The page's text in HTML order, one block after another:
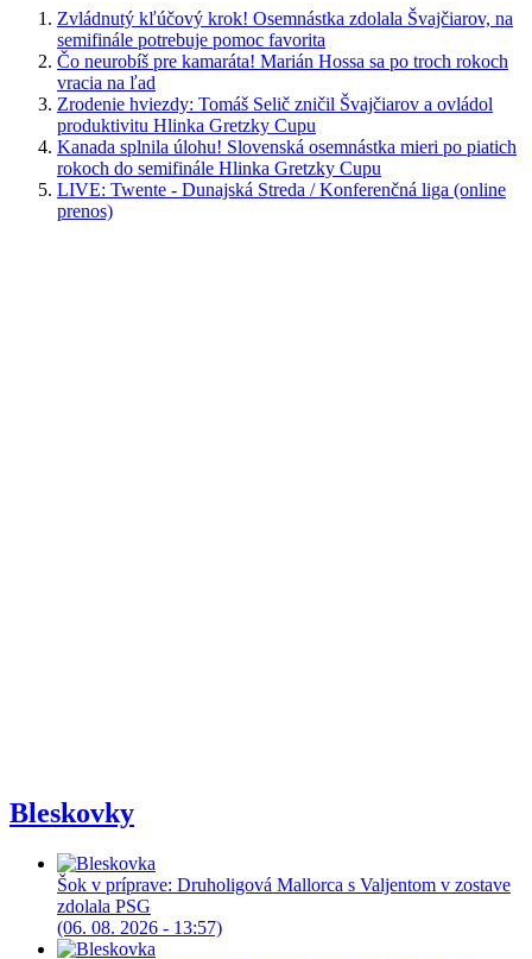
Zvládnutý kľúčový krok! Osemnástka zdolala Švajčiarov, na
semifinále potrebuje pomoc favorita
Čo neurobíš pre kamaráta! Marián Hossa sa po troch rokoch
vracia na ľad
Zrodenie hviezdy: Tomáš Selič zničil Švajčiarov a ovládol
produktivitu Hlinka Gretzky Cupu
Kanada splnila úlohu! Slovenská osemnástka mieri po piatich
rokoch do semifinále Hlinka Gretzky Cupu
LIVE: Twente - Dunajská Streda / Konferenčná liga (online
prenos)
Bleskovky
Šok v príprave: Druholigová Mallorca s Valjentom v zostave
zdolala PSG
(06. 08. 2026 - 13:57)